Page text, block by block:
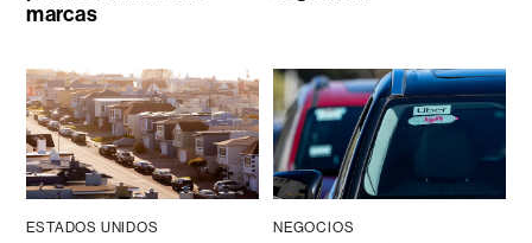
marcas
ESTADOS UNIDOS NEGOCIOS